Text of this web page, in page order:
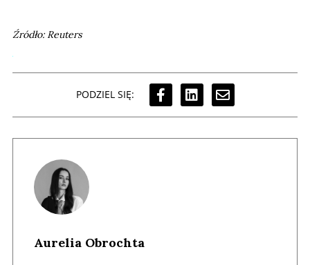
Źródło: Reuters
PODZIEL SIĘ:
Aurelia Obrochta